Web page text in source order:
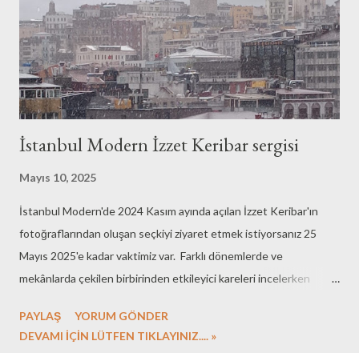
İstanbul Modern İzzet Keribar sergisi
Mayıs 10, 2025
İstanbul Modern'de 2024 Kasım ayında açılan İzzet Keribar'ın
fotoğraflarından oluşan seçkiyi ziyaret etmek istiyorsanız 25
Mayıs 2025'e kadar vaktimiz var. Farklı dönemlerde ve
mekânlarda çekilen birbirinden etkileyici kareleri incelerken
herşeyin "iyi"si için geçerli olan, özen ve sabır gerektirdiğinin
kanıtı gibiydi sergi. İstanbul Modern'in terasında martı, Galata
PAYLAŞ
YORUM GÖNDER
DEVAMI İÇİN LÜTFEN TIKLAYINIZ.... »